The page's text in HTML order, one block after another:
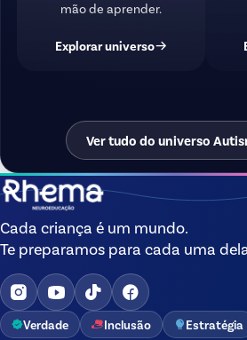
mão de aprender.
Explorar universo
Ver tudo do universo
Cada criança é um mundo.
Te preparamos para cada uma
Verdade Inclusão Estratégia